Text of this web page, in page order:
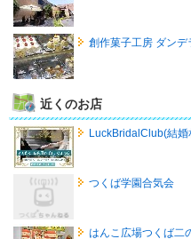
創作菓子工房 ダンデ
近くのお店
LuckBridalClub(結婚
つくば学園合気会
はんこ広場つくば二